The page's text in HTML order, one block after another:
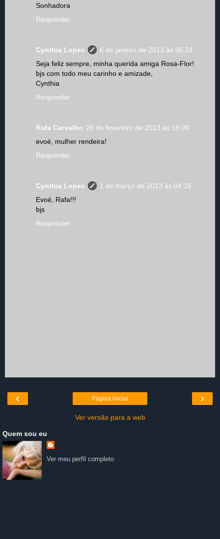
Sonhadora
Responder
Cynthia Lopes
6 de janeiro de 2013 às 06:24
Seja feliz sempre, minha querida amiga Rosa-Flor!
bjs com todo meu carinho e amizade,
Cynthia
Responder
Rafa Carvalho 28 de fevereiro de 2013 às 16:00
evoé, mulher rendeira!
Responder
Cynthia Lopes
1 de março de 2013 às 04:16
Evoé, Rafa!!!
bjs
Responder
‹ ›
Página inicial
Ver versão para a web
Quem sou eu
Ver meu perfil completo